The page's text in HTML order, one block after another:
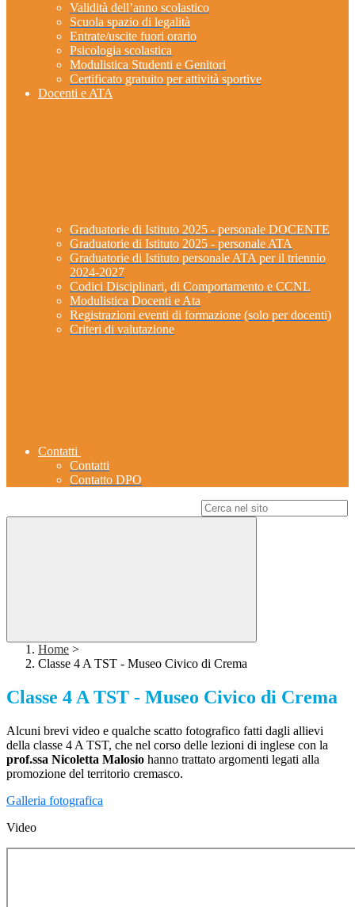
Validità dell’anno scolastico
Scuola spazio di legalità
Entrate/uscite fuori orario
Psicologia scolastica
Modulistica Studenti e Genitori
Certificato gratuito per attività sportive
Docenti e ATA
Graduatorie di Istituto 2025 - personale DOCENTE
Graduatorie di Istituto 2025 - personale ATA
Graduatorie di Istituto personale ATA per il triennio
2024-2027
Codici Disciplinari, di Comportamento e CCNL
Modulistica Docenti e Ata
Registrazioni eventi di formazione (solo per docenti)
Criteri di valutazione
Contatti
Contatti
Contatto DPO
Home >
Classe 4 A TST - Museo Civico di Crema
Classe 4 A TST - Museo Civico di Crema
Alcuni brevi video e qualche scatto fotografico fatti dagli allievi
della classe 4 A TST, che nel corso delle lezioni di inglese con la
prof.ssa Nicoletta Malosio hanno trattato argomenti legati alla
promozione del territorio cremasco.
Galleria fotografica
Video